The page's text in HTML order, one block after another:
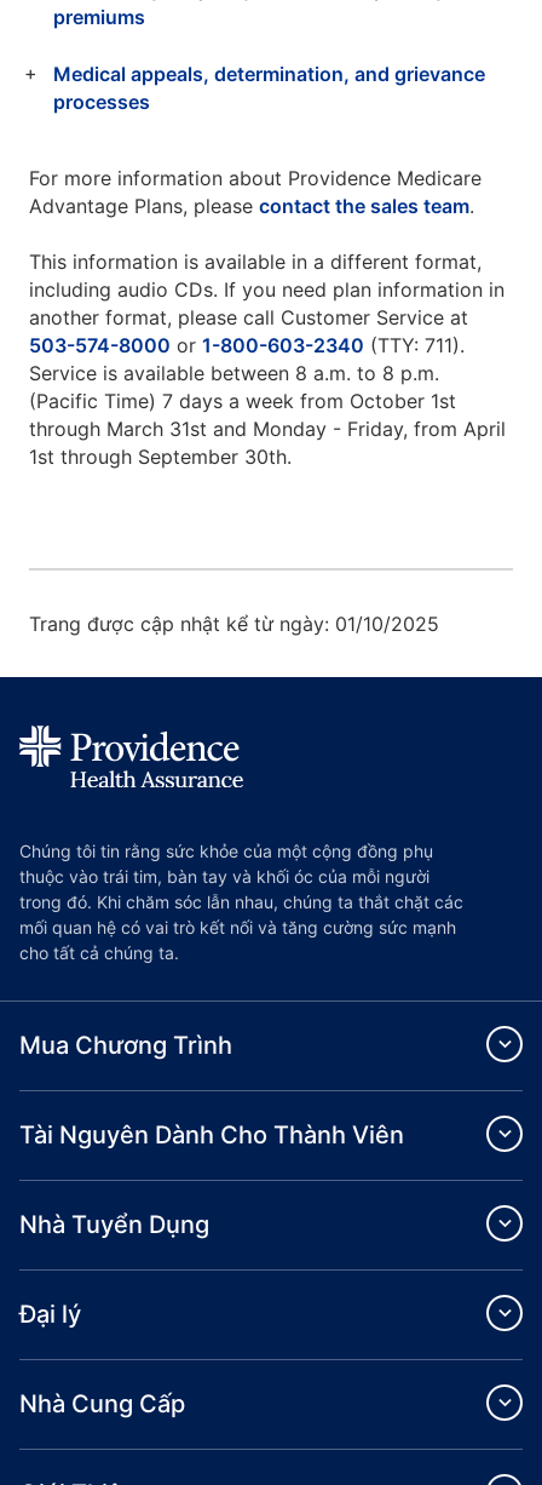
premiums
Medical appeals, determination, and grievance
processes
For more information about Providence Medicare
Advantage Plans, please contact the sales team.
This information is available in a different format,
including audio CDs. If you need plan information in
another format, please call Customer Service at
503-574-8000 or 1-800-603-2340 (TTY: 711).
Service is available between 8 a.m. to 8 p.m.
(Pacific Time) 7 days a week from October 1st
through March 31st and Monday - Friday, from April
1st through September 30th.
Trang được cập nhật kể từ ngày: 01/10/2025
Chúng tôi tin rằng sức khỏe của một cộng đồng phụ
thuộc vào trái tim, bàn tay và khối óc của mỗi người
trong đó. Khi chăm sóc lẫn nhau, chúng ta thắt chặt các
mối quan hệ có vai trò kết nối và tăng cường sức mạnh
cho tất cả chúng ta.
Mua Chương Trình
Tài Nguyên Dành Cho Thành Viên
Nhà Tuyển Dụng
Đại lý
Nhà Cung Cấp